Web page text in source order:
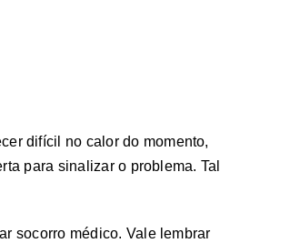
difícil no calor do momento,
para sinalizar o problema. Tal
socorro médico. Vale lembrar